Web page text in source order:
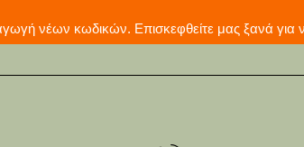
εισαγωγή νέων κωδικών. Επισκεφθείτε